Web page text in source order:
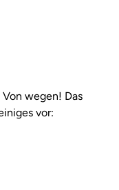
wegen! Das
vor: